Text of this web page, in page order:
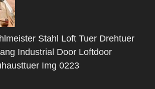
Stahl Loft Tuer Drehtuer
Industrial Door Loftdoor
Img 0223